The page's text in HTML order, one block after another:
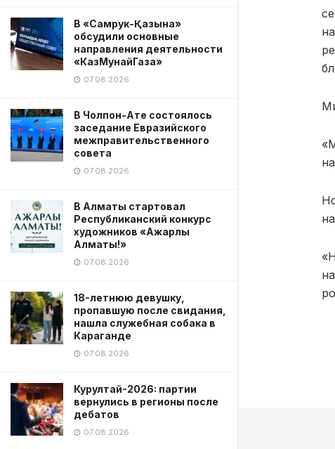
В «Самрук-Қазына»
обсудили основные
направления деятельности
«КазМунайГаза»
07.08.2026
В Чолпон-Ате состоялось
заседание Евразийского
межправительственного
совета
07.08.2026
В Алматы стартовал
Республиканский конкурс
художников «Ажарлы
Алматы!»
07.08.2026
18-летнюю девушку,
пропавшую после свидания,
нашла служебная собака в
Караганде
07.08.2026
Курултай-2026: партии
вернулись в регионы после
дебатов
07.08.2026